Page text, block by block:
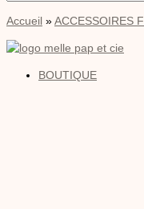
Accueil »ACCESSOIRES
BOUTIQUE